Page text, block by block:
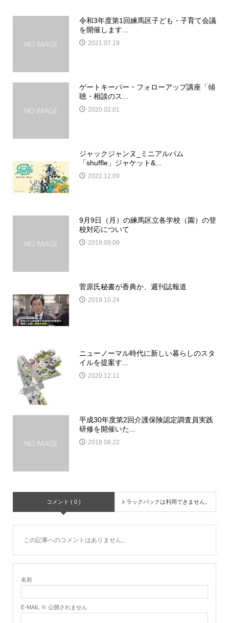
令和3年度第1回練馬区子ども・子育て会議
を開催します...
2021.07.19
ゲートキーパー・フォローアップ講座「傾
聴・相談のス...
2020.02.01
ジャックジャンヌ_ミニアルバム
「shuffle」ジャケット&...
2022.12.09
9月9日（月）の練馬区立各学校（園）の登
校対応について
2019.09.09
菅原氏秘書が香典か、週刊誌報道
2019.10.24
ニューノーマル時代に新しい暮らしのスタ
イルを提案す...
2020.12.11
平成30年度第2回介護保険認定調査員実践
研修を開催いた...
2018.08.22
コメント ( 0 ) トラックバックは利用できません。
この記事へのコメントはありません。
名前
E-MAIL ※ 公開されません